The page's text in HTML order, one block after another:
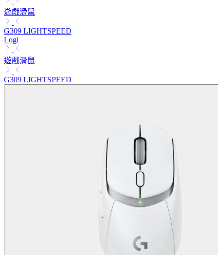
遊戲滑鼠
G309 LIGHTSPEED
Logi
遊戲滑鼠
G309 LIGHTSPEED